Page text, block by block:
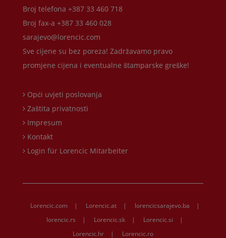
Broj telefona +387 33 460 718
Broj fax-a +387 33 460 028
sarajevo@lorencic.com
Sve cijene su bez poreza! Zadržavamo pravo
promjene cijena i eventualne štamparske greške!
Opći uvjeti poslovanja
Zaštita privatnosti
Impresum
Kontakt
Login für Lorencic Mitarbeiter
Lorencic.com | Lorencic.at | lorencicsarajevo.ba
|
lorencic.rs
| Lorencic.sk | Lorencic.si
|
Lorencic.hr
| Lorencic.ro